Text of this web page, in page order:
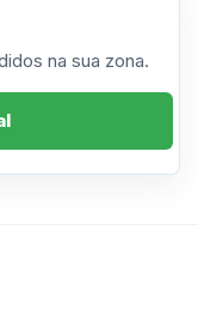
na sua zona.